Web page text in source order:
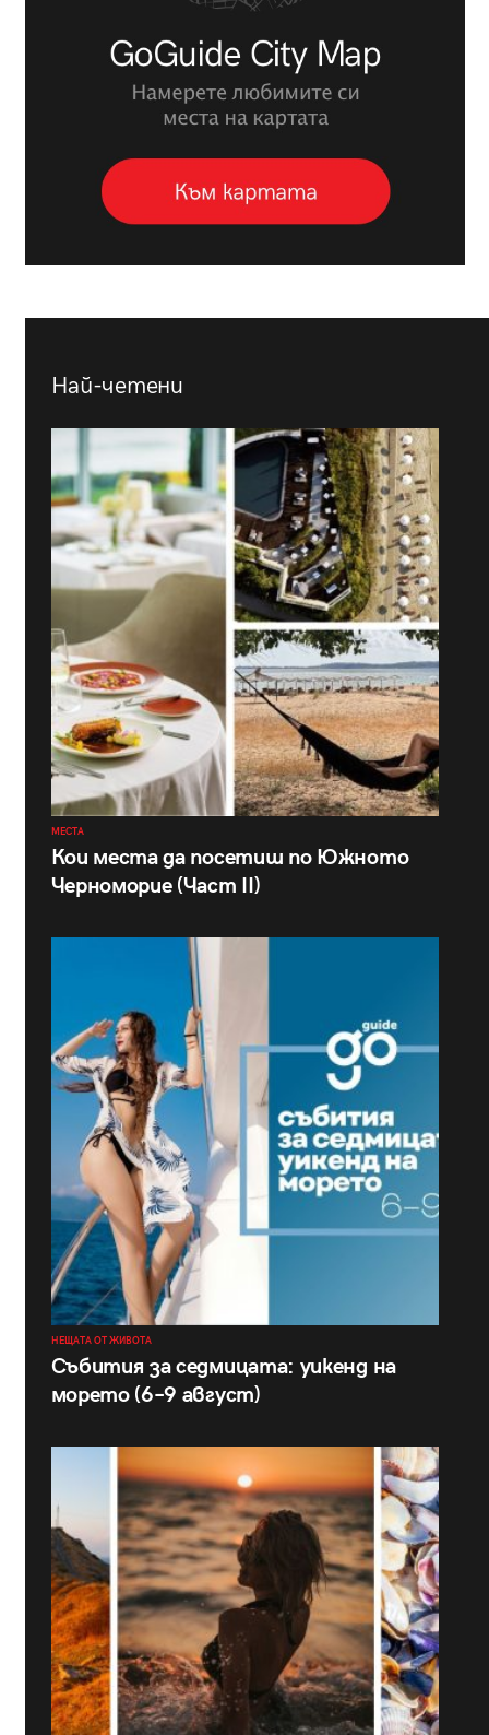
Най-четени
МЕСТА
Кои места да посетиш по Южното
Черноморие (Част II)
НЕЩАТА ОТ ЖИВОТА
Събития за седмицата: уикенд на
морето (6–9 август)